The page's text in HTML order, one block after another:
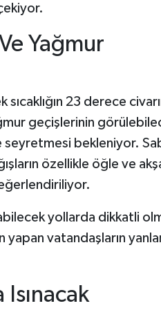
Yağmur
23 derece
geçişlerinin
seyretmesi bekleniyor.
özellikle öğle ve
yollarda dikkatli
yapan vatandaşların